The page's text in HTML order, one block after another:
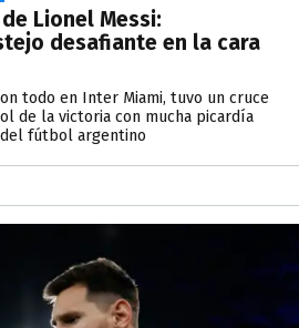
Lionel Messi:
desafiante en la cara
todo en Inter Miami, tuvo un cruce
de la victoria con mucha picardía
fútbol argentino